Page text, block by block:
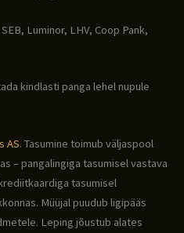
Luminor, LHV, Coop Pank,
kindlasti panga lehel nupule
AS. Tasumine toimub väljaspool
– pangalingiga tasumisel vastava
tasumisel
Müüjal puudub ligipääs
Leping jõustub alates